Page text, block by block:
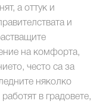
а оттук и
и
на комфорта,
често са за
няколко
в градовете,